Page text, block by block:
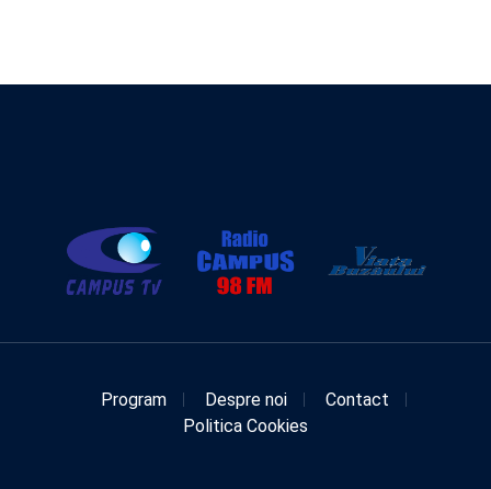
Program Despre noi
Contact
Politica Cookies